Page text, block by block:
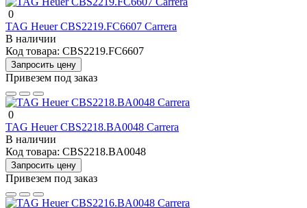
0
TAG Heuer CBS2219.FC6607 Carrera
В наличии
Код товара: CBS2219.FC6607
Запросить цену
Привезем под заказ
0
TAG Heuer CBS2218.BA0048 Carrera
В наличии
Код товара: CBS2218.BA0048
Запросить цену
Привезем под заказ